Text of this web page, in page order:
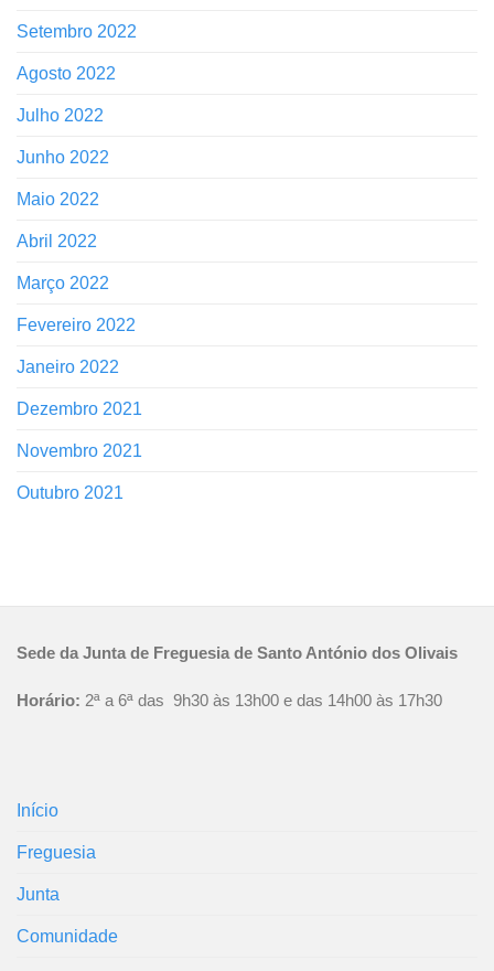
Setembro 2022
Agosto 2022
Julho 2022
Junho 2022
Maio 2022
Abril 2022
Março 2022
Fevereiro 2022
Janeiro 2022
Dezembro 2021
Novembro 2021
Outubro 2021
Sede da Junta de Freguesia de Santo António dos Olivais
Horário: 2ª a 6ª das 9h30 às 13h00 e das 14h00 às 17h30
Início
Freguesia
Junta
Comunidade